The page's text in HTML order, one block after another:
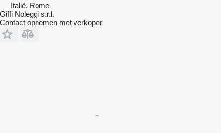
Italië, Rome
Giffi Noleggi s.r.l.
Contact opnemen met verkoper